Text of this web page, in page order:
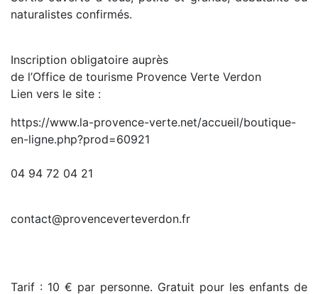
naturalistes confirmés.
Inscription obligatoire auprès
de l’Office de tourisme Provence Verte Verdon
Lien vers le site :
https://www.la-provence-verte.net/accueil/boutique-
en-ligne.php?prod=60921
04 94 72 04 21
contact@provenceverteverdon.fr
Tarif : 10 € par personne. Gratuit pour les enfants de